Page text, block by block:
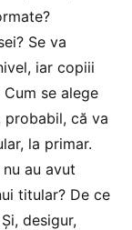
Se va
iar copiii
se alege
probabil, că va
la primar.
au avut
titular? De ce
desigur,